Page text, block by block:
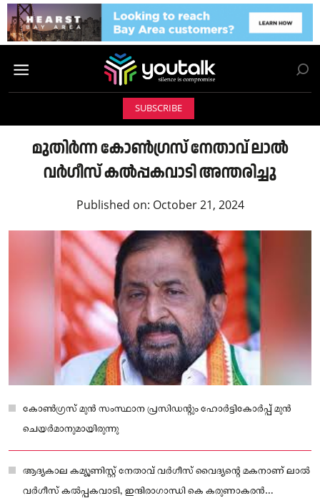
SUBSCRIBE
മുതിര്‍ന്ന കോണ്‍ഗ്രസ് നേതാവ് ലാല്‍
വര്‍ഗീസ് കല്‍പ്പകവാടി അന്തരിച്ചു
Published on: October 21, 2024
കോണ്‍ഗ്രസ് മുന്‍ സംസ്ഥാന പ്രസിഡന്റും ഹോര്‍ട്ടികോര്‍പ്പ് മുന്‍
ചെയര്‍മാനുമായിരുന്നു
ആദ്യകാല കമ്യൂണിസ്റ്റ് നേതാവ് വര്‍ഗീസ് വൈദ്യന്റെ മകനാണ് ലാല്‍
വര്‍ഗീസ് കല്‍പ്പകവാടി, ഇന്ദിരാഗാന്ധി കെ കരുണാകരൻ